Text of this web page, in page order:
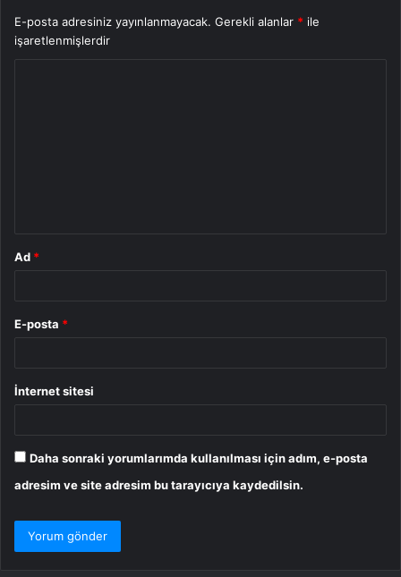
E-posta adresiniz yayınlanmayacak. Gerekli alanlar * ile
işaretlenmişlerdir
Ad *
E-posta *
İnternet sitesi
Daha sonraki yorumlarımda kullanılması için adım, e-posta
adresim ve site adresim bu tarayıcıya kaydedilsin.